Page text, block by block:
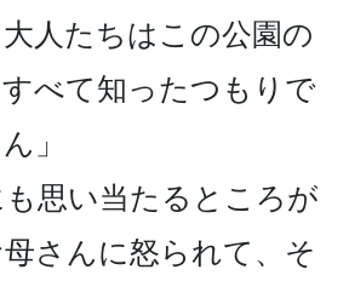
大人たちはこの公園の
べて知ったつもりで
」
思い当たるところが
さんに怒られて、そ